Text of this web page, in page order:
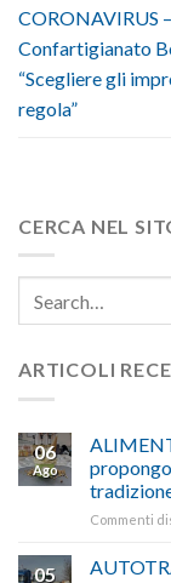
CORONAVIRUS –
Confartigianato
“Scegliere gli
regola”
CERCA NEL
ARTICOLI
06
Ago
Commenti
05